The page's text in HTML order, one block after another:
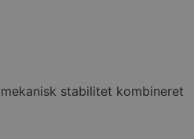
stabilitet kombineret